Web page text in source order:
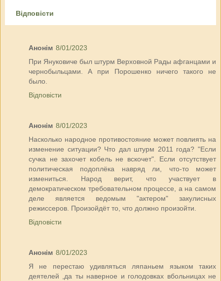
Відповісти
Анонім 8/01/2023
При Януковиче был штурм Верховной Рады афганцами и
чернобыльцами. А при Порошенко ничего такого не
было.
Відповісти
Анонім 8/01/2023
Насколько народное противостояние может повлиять на
изменение ситуации? Что дал штурм 2011 года? "Если
сучка не захочет кобель не вскочет". Если отсутствует
политическая подоплёка навряд ли, что-то может
измениться. Народ верит, что участвует в
демократическом требовательном процессе, а на самом
деле является ведомым "актером" закулисных
режиссеров. Произойдёт то, что должно произойти.
Відповісти
Анонім 8/01/2023
Я не перестаю удивляться ляпаньем языком таких
деятелей ,да ты наверное и голодовках вбольницах не